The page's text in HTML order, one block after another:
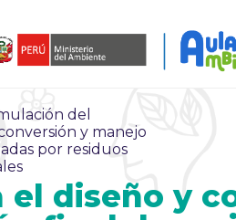
del
y manejo
por residuos
el diseño y